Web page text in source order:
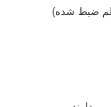
ضبط شده)